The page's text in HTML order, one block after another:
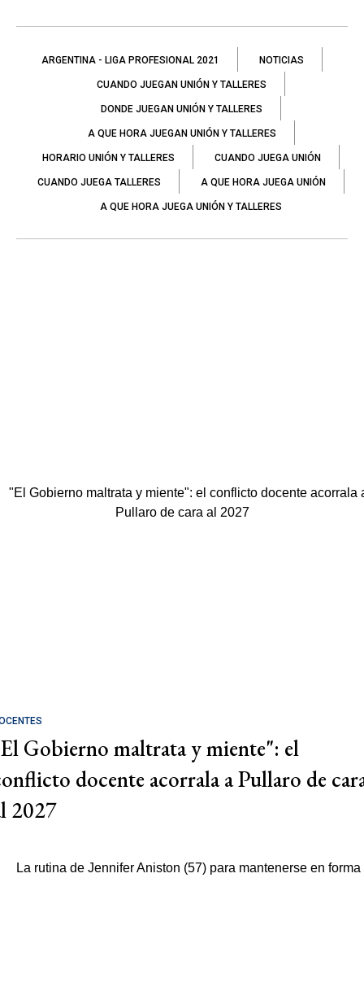
ARGENTINA - LIGA PROFESIONAL 2021 NOTICIAS
CUANDO JUEGAN UNIÓN Y TALLERES
DONDE JUEGAN UNIÓN Y TALLERES
A QUE HORA JUEGAN UNIÓN Y TALLERES
HORARIO UNIÓN Y TALLERES CUANDO JUEGA UNIÓN
CUANDO JUEGA TALLERES A QUE HORA JUEGA UNIÓN
A QUE HORA JUEGA UNIÓN Y TALLERES
Gobierno maltrata y miente": el
docente acorrala a Pullaro de
2027